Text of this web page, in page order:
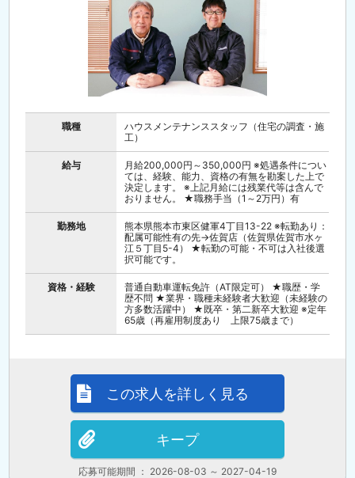
職種
ハウスメンテナンススタッフ（住宅の調査・施
工）
給与
月給200,000円～350,000円 ※処遇条件につい
ては、経験、能力、資格の有無を勘案した上で
決定します。 ※上記月給には残業代等は含んで
おりません。 ★職務手当（1～2万円）有
勤務地
熊本県熊本市東区健軍4丁目13-22 ※転勤あり：
配属可能性有の先→佐賀店（佐賀県佐賀市水ヶ
江５丁目5-4） ★転勤の可能・不可は入社後選
択可能です。
資格・経験
普通自動車運転免許（AT限定可） ★職歴・学
歴不問 ★業界・職種未経験者大歓迎（未経験の
方多数活躍中） ★既卒・第二新卒大歓迎 ※定年
65歳（再雇用制度あり 上限75歳まで）
応募可能期間 ： 2026-08-03 ～ 2027-04-19
この求人を詳しく見る
キープ